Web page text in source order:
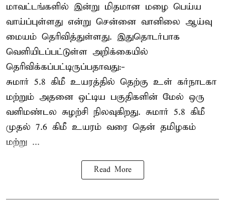
மாவட்டங்களில் இன்று மிதமான மழை பெய்ய
வாய்ப்புள்ளது என்று சென்னை வானிலை ஆய்வு
மையம் தெரிவித்துள்ளது. இதுதொடர்பாக
வெளியிடப்பட்டுள்ள அறிக்கையில்
தெரிவிக்கப்பட்டிருப்பதாவது:-
சுமார் 5.8 கிமீ உயரத்தில் தெற்கு உள் கர்நாடகா
மற்றும் அதனை ஒட்டிய பகுதிகளின் மேல் ஒரு
வளிமண்டல சுழற்சி நிலவுகிறது. சுமார் 5.8 கிமீ
முதல் 7.6 கிமீ உயரம் வரை தென் தமிழகம்
மற்று ...
Read More